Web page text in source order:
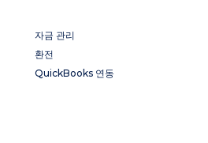
자금 관리
환전
QuickBooks 연동